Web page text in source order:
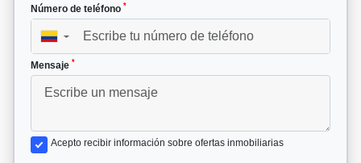
Número de teléfono *
▼
Mensaje *
Acepto recibir información sobre ofertas inmobiliarias